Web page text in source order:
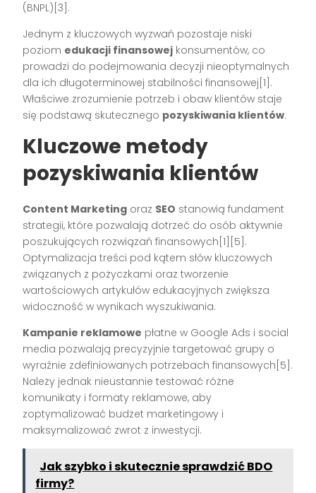
(BNPL)[3].
Jednym z kluczowych wyzwań pozostaje niski
poziom edukacji finansowej konsumentów, co
prowadzi do podejmowania decyzji nieoptymalnych
dla ich długoterminowej stabilności finansowej[1].
Właściwe zrozumienie potrzeb i obaw klientów staje
się podstawą skutecznego pozyskiwania klientów.
Kluczowe metody
pozyskiwania klientów
Content Marketing oraz SEO stanowią fundament
strategii, które pozwalają dotrzeć do osób aktywnie
poszukujących rozwiązań finansowych[1][5].
Optymalizacja treści pod kątem słów kluczowych
związanych z pożyczkami oraz tworzenie
wartościowych artykułów edukacyjnych zwiększa
widoczność w wynikach wyszukiwania.
Kampanie reklamowe płatne w Google Ads i social
media pozwalają precyzyjnie targetować grupy o
wyraźnie zdefiniowanych potrzebach finansowych[5].
Należy jednak nieustannie testować różne
komunikaty i formaty reklamowe, aby
zoptymalizować budżet marketingowy i
maksymalizować zwrot z inwestycji.
Jak szybko i skutecznie sprawdzić BDO
firmy?